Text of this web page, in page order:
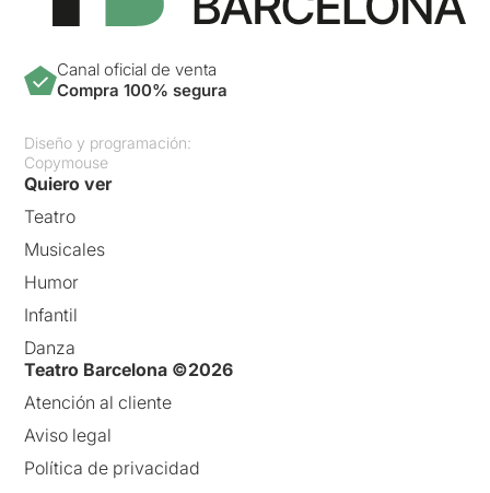
Canal oficial de venta
Compra 100% segura
Diseño y programación:
Copymouse
Quiero ver
Teatro
Musicales
Humor
Infantil
Danza
Teatro Barcelona ©2026
Atención al cliente
Aviso legal
Política de privacidad